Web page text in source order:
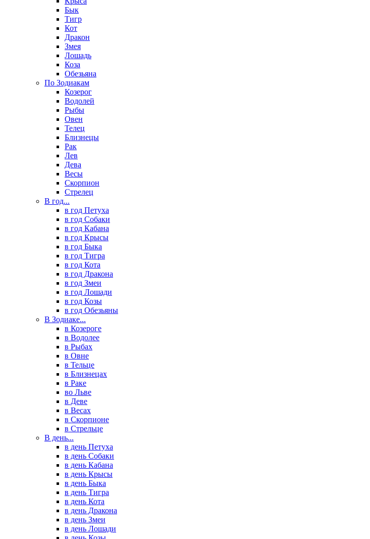
Бык
Тигр
Кот
Дракон
Змея
Лошадь
Коза
Обезьяна
По Зодиакам
Козерог
Водолей
Рыбы
Овен
Телец
Близнецы
Рак
Лев
Дева
Весы
Скорпион
Стрелец
В год...
в год Петуха
в год Собаки
в год Кабана
в год Крысы
в год Быка
в год Тигра
в год Кота
в год Дракона
в год Змеи
в год Лошади
в год Козы
в год Обезьяны
В Зодиаке...
в Козероге
в Водолее
в Рыбах
в Овне
в Тельце
в Близнецах
в Раке
во Льве
в Деве
в Весах
в Скорпионе
в Стрельце
В день...
в день Петуха
в день Собаки
в день Кабана
в день Крысы
в день Быка
в день Тигра
в день Кота
в день Дракона
в день Змеи
в день Лошади